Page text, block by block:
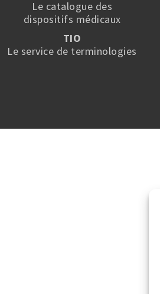
Le catalogue des
dispositifs médicaux
TIO
Le service de terminologies